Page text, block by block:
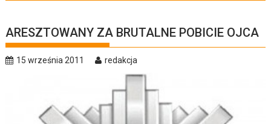
ARESZTOWANY ZA BRUTALNE POBICIE OJCA
15 września 2011 redakcja